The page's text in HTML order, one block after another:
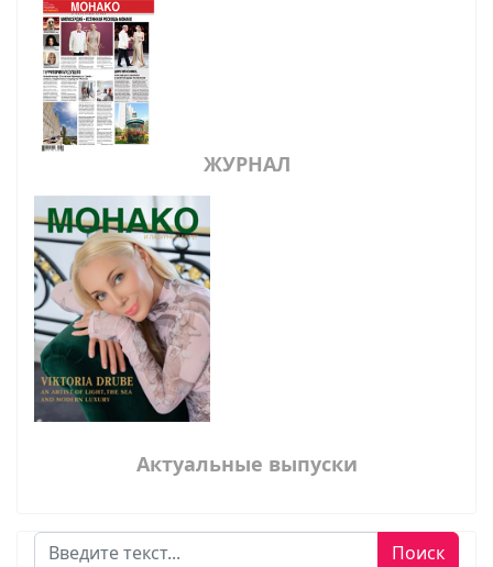
ЖУРНАЛ
Актуальные выпуски
Поиск Поиск